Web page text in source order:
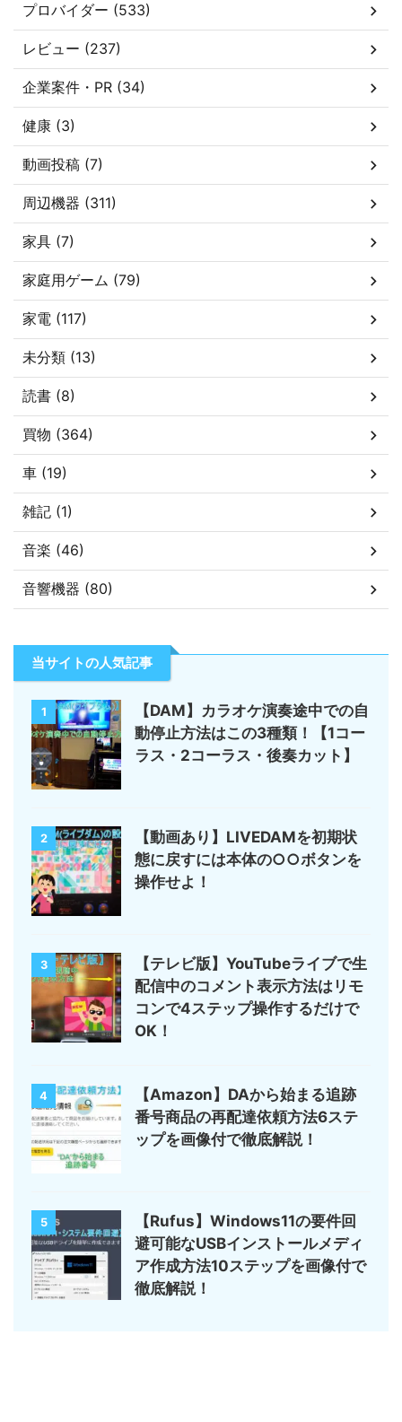
プロバイダー (533)
レビュー (237)
企業案件・PR (34)
健康 (3)
動画投稿 (7)
周辺機器 (311)
家具 (7)
家庭用ゲーム (79)
家電 (117)
未分類 (13)
読書 (8)
買物 (364)
車 (19)
雑記 (1)
音楽 (46)
音響機器 (80)
当サイトの人気記事
1
【DAM】カラオケ演奏途中での自
動停止方法はこの3種類！【1コー
ラス・2コーラス・後奏カット】
2
【動画あり】LIVEDAMを初期状
態に戻すには本体の○○ボタンを
操作せよ！
3
【テレビ版】YouTubeライブで生
配信中のコメント表示方法はリモ
コンで4ステップ操作するだけで
OK！
4
【Amazon】DAから始まる追跡
番号商品の再配達依頼方法6ステ
ップを画像付で徹底解説！
5
【Rufus】Windows11の要件回
避可能なUSBインストールメディ
ア作成方法10ステップを画像付で
徹底解説！